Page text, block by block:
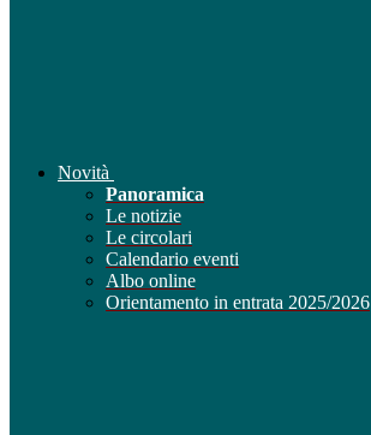
Novità
Panoramica
Le notizie
Le circolari
Calendario eventi
Albo online
Orientamento in entrata 2025/2026